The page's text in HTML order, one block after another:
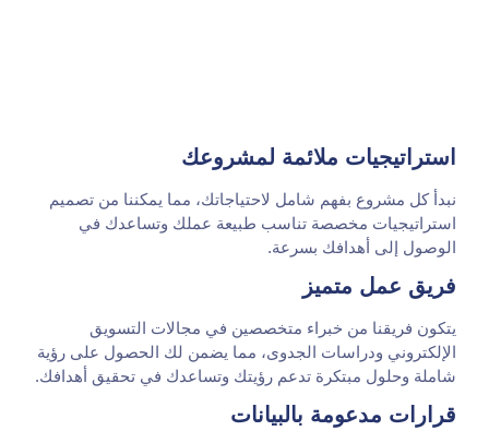
استراتيجيات ملائمة لمشروعك
نبدأ كل مشروع بفهم شامل لاحتياجاتك، مما يمكننا من تصميم
استراتيجيات مخصصة تناسب طبيعة عملك وتساعدك في
الوصول إلى أهدافك بسرعة.
فريق عمل متميز
يتكون فريقنا من خبراء متخصصين في مجالات التسويق
الإلكتروني ودراسات الجدوى، مما يضمن لك الحصول على رؤية
شاملة وحلول مبتكرة تدعم رؤيتك وتساعدك في تحقيق أهدافك.
قرارات مدعومة بالبيانات